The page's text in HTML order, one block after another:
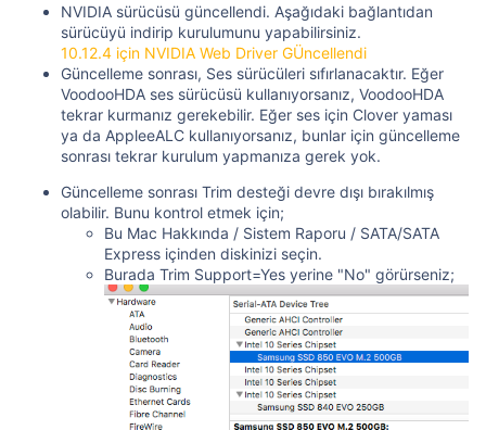
NVIDIA sürücüsü güncellendi. Aşağıdaki bağlantıdan
sürücüyü indirip kurulumunu yapabilirsiniz.
10.12.4 için NVIDIA Web Driver GÜncellendi
Güncelleme sonrası, Ses sürücüleri sıfırlanacaktır. Eğer
VoodooHDA ses sürücüsü kullanıyorsanız, VoodooHDA
tekrar kurmanız gerekebilir. Eğer ses için Clover yaması
ya da AppleeALC kullanıyorsanız, bunlar için güncelleme
sonrası tekrar kurulum yapmanıza gerek yok.
Güncelleme sonrası Trim desteği devre dışı bırakılmış
olabilir. Bunu kontrol etmek için;
Bu Mac Hakkında / Sistem Raporu / SATA/SATA
Express içinden diskinizi seçin.
Burada Trim Support=Yes yerine "No" görürseniz;